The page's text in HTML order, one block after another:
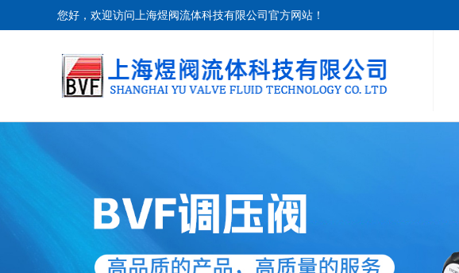
您好，欢迎访问上海煜阀流体科技有限公司官方网站！